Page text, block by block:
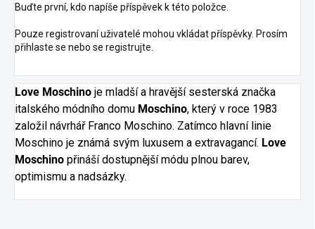
Buďte první, kdo napíše příspěvek k této položce.
Pouze registrovaní uživatelé mohou vkládat příspěvky. Prosím
přihlaste se nebo se registrujte
Love Moschino je mladší a hravější sesterská značka
italského módního domu Moschino, který v roce 1983
založil návrhář Franco Moschino. Zatímco hlavní linie
Moschino je známá svým luxusem a extravagancí. Love
Moschino přináší dostupnější módu plnou barev,
optimismu a nadsázky.